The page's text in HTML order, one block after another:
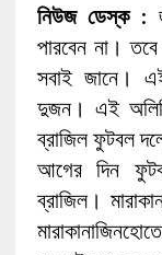
নিউজ ডেস্ক:
পারবেন না।
সবাই জানে।
দুজন। এই
ব্রাজিল ফুটবল
আগের দিন
ব্রাজিল।